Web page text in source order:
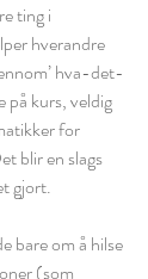
ting i
hverandre
hva-det-
kurs, veldig
for
blir en slags
gjort.
bare om å hilse
(som